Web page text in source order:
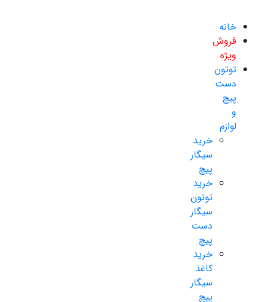
خانه
فروش
ویژه
توتون
دست
پیچ
و
لوازم
خرید
سیگار
پیچ
خرید
توتون
سیگار
دست
پیچ
خرید
کاغذ
سیگار
پیچ